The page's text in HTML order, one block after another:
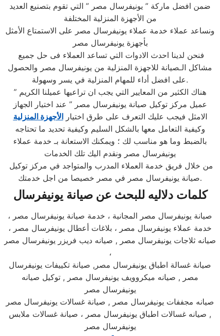
ضمن افضل ماركة ” يونيفرسال مصر ” التي تقوم بتصنيع العديد
من الأجهزة المنزلية المختلفة
ونساعد عملاء خدمة عملاء يونيفرسال مصر على الاستمتاع الأمثل
بأجهزة يونيفرسال مصر
مشاكل الـصيانة للاجهزة المنزلية من يونيفرسال مصر والحصول
على افضل أداء للمهام المنزلية في يسر وسهولة.​
هناك الكثير من المعايير التي يجب ان تراعيها عميلنا الكريم ”
عميل مركز توكيل صيانة يونيفرسال مصر ” عند اختيار الجهاز
الامثل فيجب عليك التعرف على طرق اختيارالأجهزة المنزلية
وكيفية التعامل معها بالشكل السليم وكيفية تحديد ما تحتاجه
بالضبط وما هو مناسب لك ؛ ويمكنك الاستعانة بـ خدمة عملاء
يونيفرسال مصر ونقدم اليك تلك الخدمات
صيانة يونيفرسال مصر في مصر خصيصا من اجل خدمتك.​
كلمات دلاليه للبحث عن صيانة يونيفرسال
صيانة يونيفرسال مصر المجانية ، خدمة صيانة يونيفرسال مصر ،
خدمة عملاء يونيفرسال مصر ، بلاغات أعطال يونيفرسال مصر ،
صيانه ثلاجات يونيفرسال مصر , صيانه ديب فريزر يونيفرسال مصر
،
صيانة غسالة اطباق يونيفرسال مصر, صيانة تكييفات يونيفرسال
مصر , صيانه ميكروويف يونيفرسال مصر , توكيل صيانه
يونيفرسال مصر
صيانه مجففات يونيفرسال مصر , صيانة غسالات يونيفرسال مصر
, صيانه غسالات اطباق يونيفرسال مصر ، صيانة غسالات ملابس
يونيفرسال مصر